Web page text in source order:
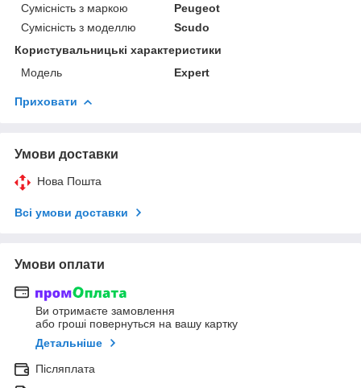
Сумісність з маркою
Peugeot
Сумісність з моделлю
Scudo
Користувальницькі характеристики
Мoдель
Expert
Приховати
Умови доставки
Нова Пошта
Всі умови доставки
Умови оплати
Ви отримаєте замовлення
або гроші повернуться на вашу картку
Детальніше
Післяплата